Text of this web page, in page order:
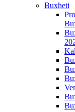
Buxheti